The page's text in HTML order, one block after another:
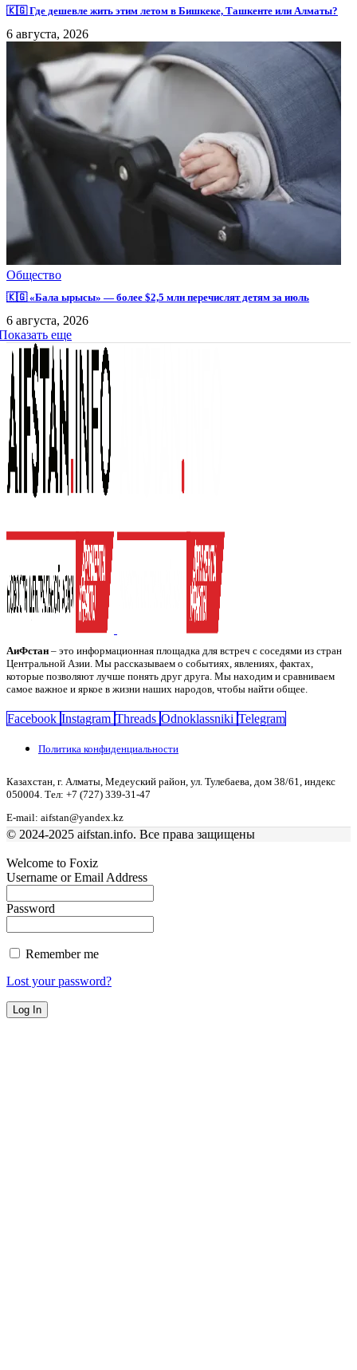
🇰🇬 Где дешевле жить этим летом в Бишкеке, Ташкенте или Алматы?
6 августа, 2026
Общество
🇰🇬 «Бала ырысы» — более $2,5 млн перечислят детям за июль
6 августа, 2026
еще
АиФстан – это информационная площадка для встреч с соседями из стран
Центральной Азии. Мы рассказываем о событиях, явлениях, фактах,
которые позволяют лучше понять друг друга. Мы находим и сравниваем
самое важное и яркое в жизни наших народов, чтобы найти общее.
Facebook Instagram Threads Odnoklassniki Telegram
Политика конфиденциальности
Казахстан, г. Алматы, Медеуский район, ул. Тулебаева, дом 38/61, индекс
050004. Тел: +7 (727) 339-31-47
E-mail: aifstan@yandex.kz
© 2024-2025 aifstan.info. Все права защищены
Welcome to Foxiz
Username or Email Address
Password
Remember me
Lost your password?